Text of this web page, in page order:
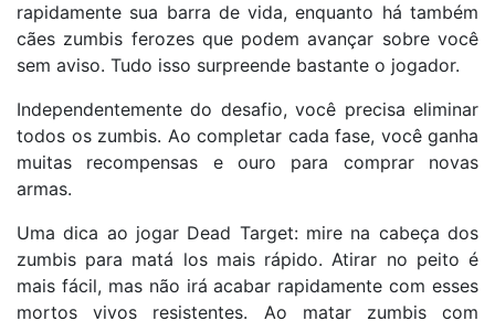
rapidamente sua barra de vida, enquanto há também
cães zumbis ferozes que podem avançar sobre você
sem aviso. Tudo isso surpreende bastante o jogador.
Independentemente do desafio, você precisa eliminar
todos os zumbis. Ao completar cada fase, você ganha
muitas recompensas e ouro para comprar novas
armas.
Uma dica ao jogar Dead Target: mire na cabeça dos
zumbis para matá los mais rápido. Atirar no peito é
mais fácil, mas não irá acabar rapidamente com esses
mortos vivos resistentes. Ao matar zumbis com